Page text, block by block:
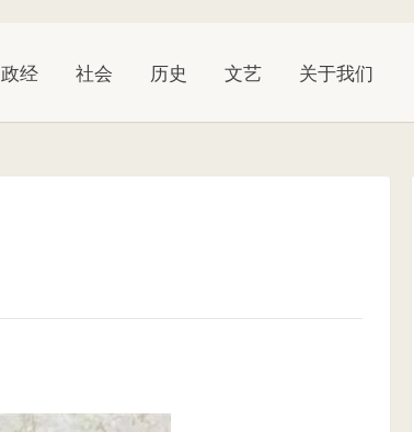
政经 社会 历史 文艺 关于我们